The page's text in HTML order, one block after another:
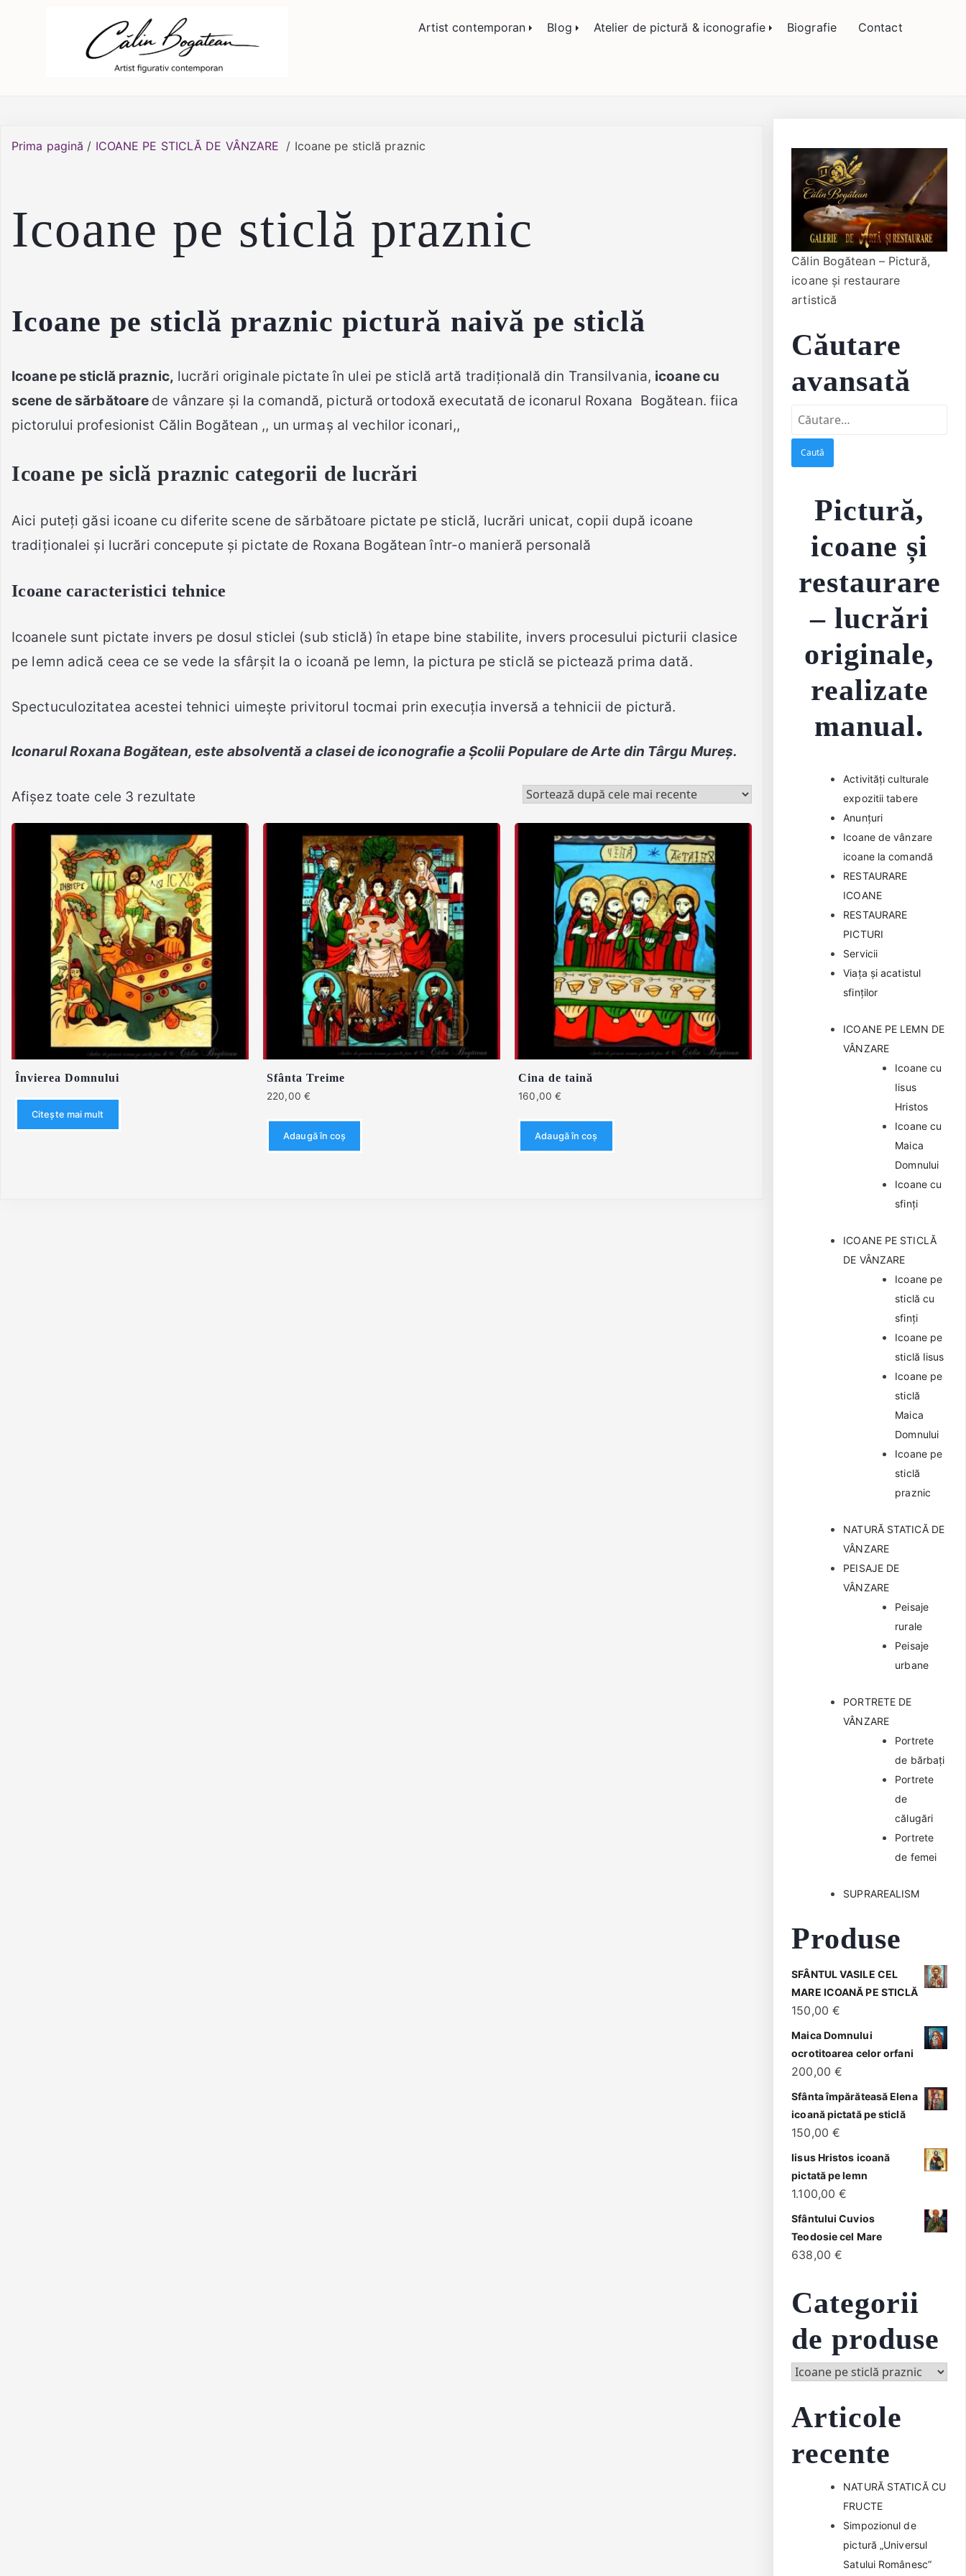
Călin Bogătean
Picturi originale, icoane contemporane pe lemn și sticlă, portrete și restaurare artă – Călin Bogătean
Artist contemporan Blog Atelier de pictură & iconografie Biografie Contact
Prima pagină / ICOANE PE STICLĂ DE VÂNZARE / Icoane pe sticlă praznic
Icoane pe sticlă praznic
Icoane pe sticlă praznic pictură naivă pe sticlă
Icoane pe sticlă praznic, lucrări originale pictate în ulei pe sticlă artă tradițională din Transilvania, icoane cu
scene de sărbătoare de vânzare și la comandă, pictură ortodoxă executată de iconarul Roxana Bogătean. fiica
pictorului profesionist Călin Bogătean ,, un urmaș al vechilor iconari,,
Icoane pe siclă praznic categorii de lucrări
Aici puteți găsi icoane cu diferite scene de sărbătoare pictate pe sticlă, lucrări unicat, copii după icoane
tradiționalei și lucrări concepute și pictate de Roxana Bogătean într-o manieră personală
Icoanecaracteristici tehnice
Icoanele sunt pictate invers pe dosul sticlei (sub sticlă) în etape bine stabilite, invers procesului picturii clasice
pe lemn adică ceea ce se vede la sfârșit la o icoană pe lemn, la pictura pe sticlă se pictează prima dată.
Spectuculozitatea acestei tehnici uimește privitorul tocmai prin execuția inversă a tehnicii de pictură.
Iconarul Roxana Bogătean, este absolventă a clasei de iconografie a Școlii Populare de Arte din Târgu Mureș.
Afișez toate cele 3 rezultate
după
cele
mai
recente
Învierea Domnului
Citește mai mult
Sfânta Treime
220,00 €
Adaugă în coș
Cina de taină
160,00 €
Adaugă în coș
Călin Bogătean – Pictură,
icoane și restaurare
artistică
Căutare
avansată
Caută
Pictură,
icoane și
restaurare
– lucrări
originale,
realizate
manual.
Activități culturale
expozitii tabere
Anunțuri
Icoane de vânzare
icoane la comandă
RESTAURARE
ICOANE
RESTAURARE
PICTURI
Servicii
Viața și acatistul
sfinților
ICOANE PE LEMN DE
VÂNZARE
Icoane cu
Iisus
Hristos
Icoane cu
Maica
Domnului
Icoane cu
sfinți
ICOANE PE STICLĂ
DE VÂNZARE
Icoane pe
sticlă cu
sfinți
Icoane pe
sticlă Iisus
Icoane pe
sticlă
Maica
Domnului
Icoane pe
sticlă
praznic
NATURĂ STATICĂ DE
VÂNZARE
PEISAJE DE
VÂNZARE
Peisaje
rurale
Peisaje
urbane
PORTRETE DE
VÂNZARE
Portrete
de bărbaţi
Portrete
de
călugări
Portrete
de femei
SUPRAREALISM
Produse
SFÂNTUL VASILE CEL
MARE ICOANĂ PE STICLĂ
150,00 €
Maica Domnului
ocrotitoarea celor orfani
200,00 €
Sfânta împărăteasă Elena
icoană pictată pe sticlă
150,00 €
Iisus Hristos icoană
pictată pe lemn
1.100,00€
Sfântului Cuvios
Teodosie cel Mare
638,00 €
Categorii
de produse
Articole
recente
NATURĂ STATICĂ CU
FRUCTE
Simpozionul de
pictură „Universul
Satului Românesc”